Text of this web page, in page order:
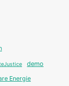
demo
Energie